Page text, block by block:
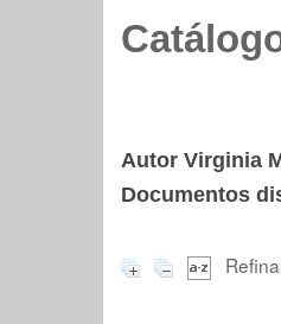
Autor Virginia
Documentos